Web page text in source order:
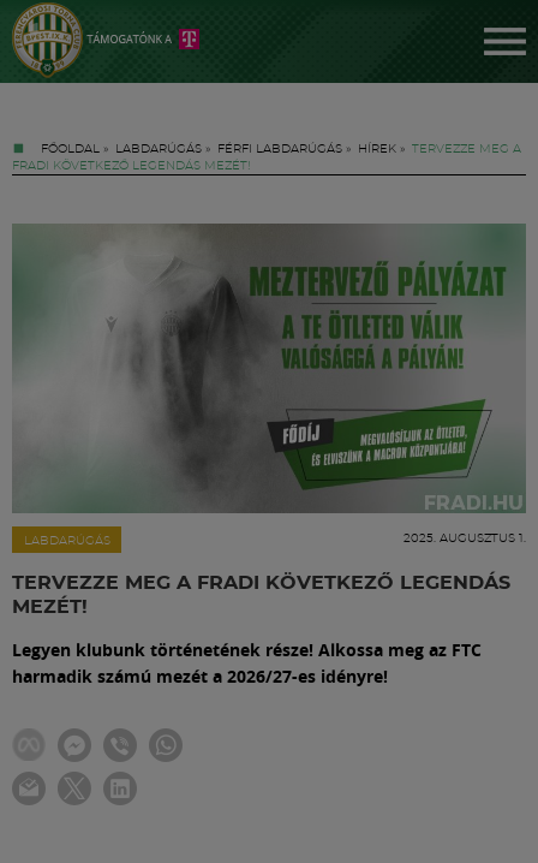
FŐOLDAL » LABDARÚGÁS » FÉRFI LABDARÚGÁS » HÍREK » TERVEZZE MEG A
FRADI KÖVETKEZŐ LEGENDÁS MEZÉT!
LABDARÚGÁS 2025. AUGUSZTUS 1.
TERVEZZE MEG A FRADI KÖVETKEZŐ LEGENDÁS
MEZÉT!
Legyen klubunk történetének része! Alkossa meg az FTC
harmadik számú mezét a 2026/27-es idényre!
Labdarúgás
Klub